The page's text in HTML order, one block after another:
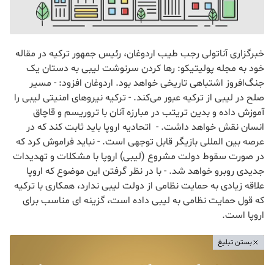
خبرگزاری آناتولی رجب طیب اردوغان، رئیس جمهور ترکیه در مقاله
خود به مجله پولیتیکو: رها کردن سرنوشت لیبی به دستان یک
جنگ‌افروز اشتباهی تاریخی خواهد بود. اردوغان افزود: - مسیر
صلح در لیبی از ترکیه عبور می‌کند. - ترکیه نیروهای امنیتی لیبی را
آموزش داده و بدین تریتب در مبارزه آنان با تروریسم و قاچاق
انسان نقش خواهد داشت. - اتحادیه اروپا باید ثابت کند که در
عرصه بین المللی بازیگر قابل توجهی است. - نباید فراموش کرد که
در صورت سقوط دولت مشروع (لیبی) اروپا با مشکلات و تهدیدات
جدیدی روبرو خواهد شد. - با در نظر گرفتن این موضوع که اروپا
علاقه زیادی به حمایت نظامی از دولت لیبی ندارد، همکاری با ترکیه
که قول حمایت نظامی به لیبی داده است، گزینه ای مناسب برای
اروپا است.
بستن تبلیغ